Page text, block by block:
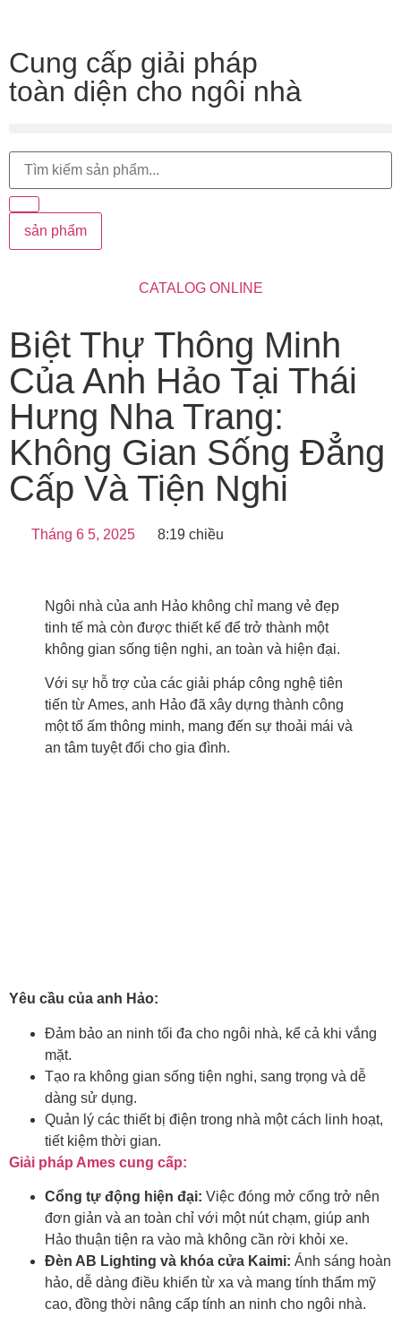
Cung cấp giải pháp
toàn diện cho ngôi nhà
sản phẩm
CATALOG ONLINE
Biệt Thự Thông Minh
Của Anh Hảo Tại Thái
Hưng Nha Trang:
Không Gian Sống Đẳng
Cấp Và Tiện Nghi
Tháng 6 5, 2025 8:19 chiều
Ngôi nhà của anh Hảo không chỉ mang vẻ đẹp
tinh tế mà còn được thiết kế để trở thành một
không gian sống tiện nghi, an toàn và hiện đại.
Với sự hỗ trợ của các giải pháp công nghệ tiên
tiến từ Ames, anh Hảo đã xây dựng thành công
một tổ ấm thông minh, mang đến sự thoải mái và
an tâm tuyệt đối cho gia đình.
Yêu cầu của anh Hảo:
Đảm bảo an ninh tối đa cho ngôi nhà, kể cả khi vắng
mặt.
Tạo ra không gian sống tiện nghi, sang trọng và dễ
dàng sử dụng.
Quản lý các thiết bị điện trong nhà một cách linh hoạt,
tiết kiệm thời gian.
Giải pháp Ames cung cấp:
Cổng tự động hiện đại: Việc đóng mở cổng trở nên
đơn giản và an toàn chỉ với một nút chạm, giúp anh
Hảo thuận tiện ra vào mà không cần rời khỏi xe.
Đèn AB Lighting và khóa cửa Kaimi: Ánh sáng hoàn
hảo, dễ dàng điều khiển từ xa và mang tính thẩm mỹ
cao, đồng thời nâng cấp tính an ninh cho ngôi nhà.